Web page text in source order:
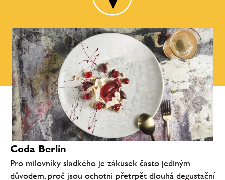
Coda Berlin
Pro milovníky sladkého je zákusek často jediným
důvodem, proč jsou ochotni přetrpět dlouhá degustační